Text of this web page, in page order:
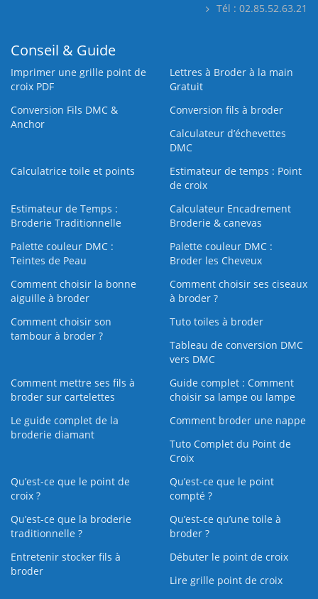
Tél : 02.85.52.63.21
Conseil & Guide
Imprimer une grille point de
croix PDF
Lettres à Broder à la main
Gratuit
Conversion Fils DMC &
Anchor
Conversion fils à broder
Calculateur d’échevettes
DMC
Calculatrice toile et points
Estimateur de temps : Point
de croix
Estimateur de Temps :
Broderie Traditionnelle
Calculateur Encadrement
Broderie & canevas
Palette couleur DMC :
Teintes de Peau
Palette couleur DMC :
Broder les Cheveux
Comment choisir la bonne
aiguille à broder
Comment choisir ses ciseaux
à broder ?
Comment choisir son
tambour à broder ?
Tuto toiles à broder
Tableau de conversion DMC
vers DMC
Comment mettre ses fils à
broder sur cartelettes
Guide complet : Comment
choisir sa lampe ou lampe
Le guide complet de la
broderie diamant
Comment broder une nappe
Tuto Complet du Point de
Croix
Qu’est-ce que le point de
croix ?
Qu’est-ce que le point
compté ?
Qu’est-ce que la broderie
traditionnelle ?
Qu’est‑ce qu’une toile à
broder ?
Entretenir stocker fils à
broder
Débuter le point de croix
Lire grille point de croix